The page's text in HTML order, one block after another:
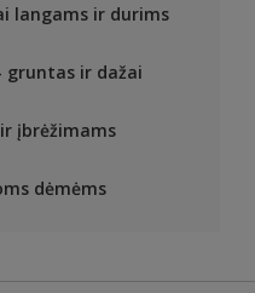
langams ir durims
gruntas ir dažai
įbrėžimams
dėmėms